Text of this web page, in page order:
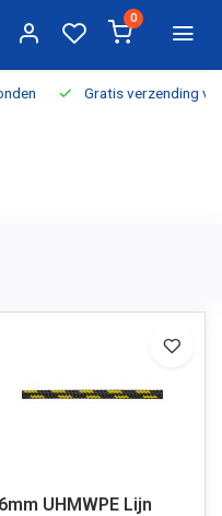
0
Gratis verzending
6mm UHMWPE Lijn